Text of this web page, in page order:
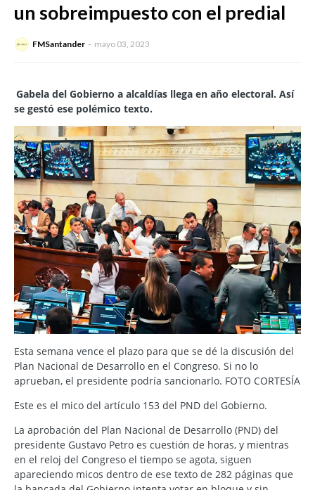
un sobreimpuesto con el predial
FMSantander mayo 03, 2023
Gabela del Gobierno a alcaldías llega en año electoral. Así
se gestó ese polémico texto.
Esta semana vence el plazo para que se dé la discusión del
Plan Nacional de Desarrollo en el Congreso. Si no lo
aprueban, el presidente podría sancionarlo. FOTO CORTESÍA
Este es el mico del artículo 153 del PND del Gobierno.
La aprobación del Plan Nacional de Desarrollo (PND) del
presidente Gustavo Petro es cuestión de horas, y mientras
en el reloj del Congreso el tiempo se agota, siguen
apareciendo micos dentro de ese texto de 282 páginas que